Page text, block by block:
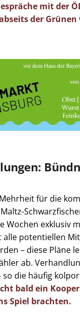
mit der
der
für die
Wochen exklusiv
potentiellen
– diese Pläne
ab.
die häufig
bald ein
Spiel brachten.